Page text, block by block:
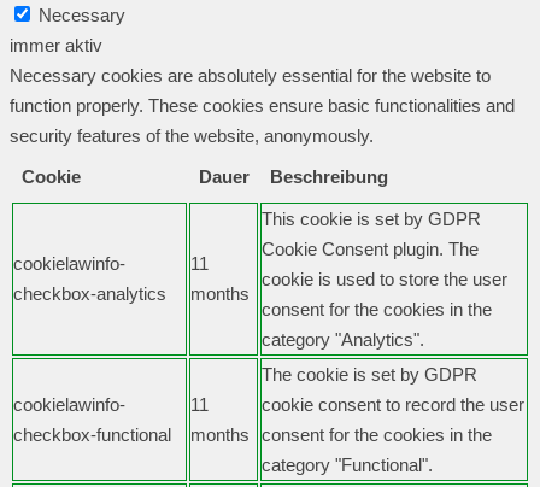
Necessary
immer aktiv
Necessary cookies are absolutely essential for the website to
function properly. These cookies ensure basic functionalities and
security features of the website, anonymously.
Cookie
Dauer Beschreibung
cookielawinfo-
checkbox-analytics
11
months
This cookie is set by GDPR
Cookie Consent plugin. The
cookie is used to store the user
consent for the cookies in the
category "Analytics".
cookielawinfo-
checkbox-functional
11
months
The cookie is set by GDPR
cookie consent to record the user
consent for the cookies in the
category "Functional".